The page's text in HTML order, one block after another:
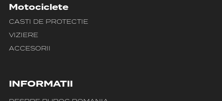
Motociclete
CASTI DE PROTECTIE
VIZIERE
ACCESORII
INFORMATII